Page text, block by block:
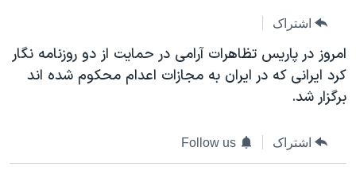
صفحه
اصلی
جهش
به
آمریکا
ورزشی
گزیده‌ها
ویدیوها
جدول برنامه ها
صفحه‌های ویژه
جام جهانی ۲۰۲۶
عملیات خشم حماسی
بایگانی برنامه‌های تلویزیونی
فرکانس‌های صدای آمریکا
پخش رادیویی
یادگیری زبان انگلیسی
اشتراک
امروز در پاريس تظاهرات آرامی در حمايت از دو روزنامه نگار
کرد ايرانی که در ايران به مجازات اعدام محکوم شده اند
برگزار شد.
اشتراک Follow us